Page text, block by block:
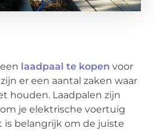
laadpaal te kopen voor
er een aantal zaken waar
houden. Laadpalen zijn
je elektrische voertuig
is belangrijk om de juiste